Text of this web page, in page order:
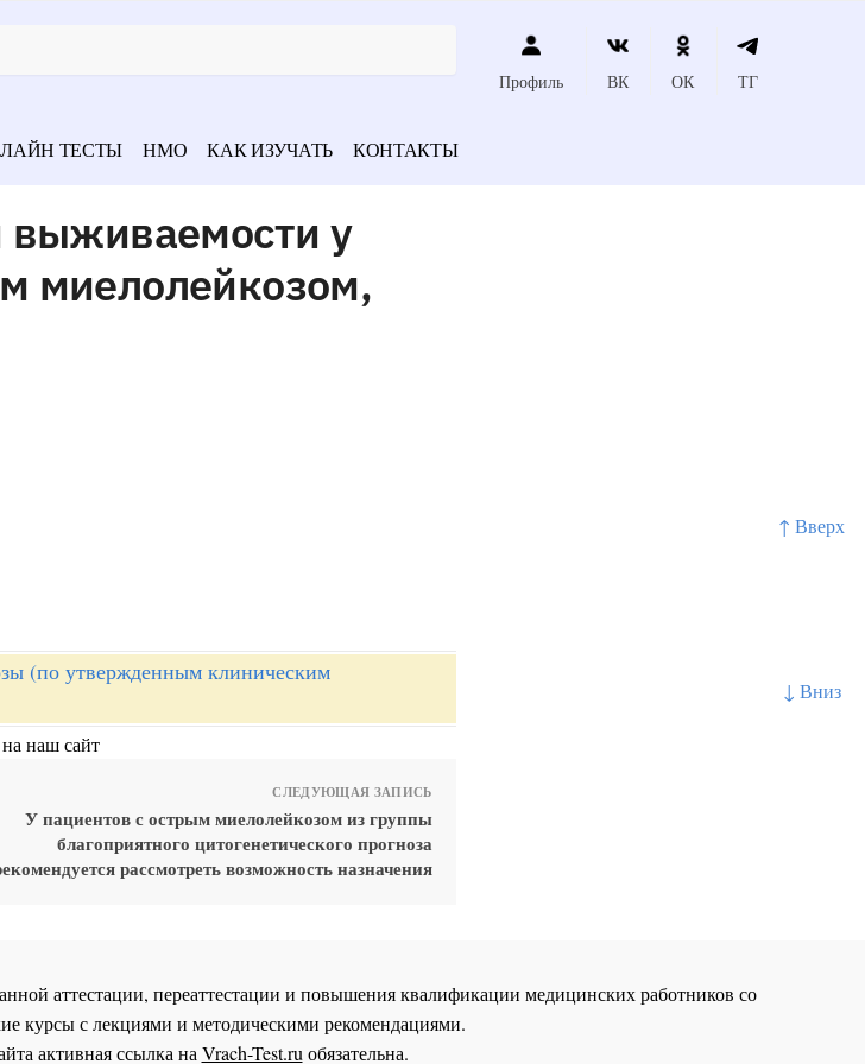
↑ Вверх
↓ Вниз
Профиль ВК ОК ТГ
ТЕСТЫ НМО КАК ИЗУЧАТЬ КОНТАКТЫ
выживаемости у
миелолейкозом,
(по утвержденным клиническим
наш сайт
СЛЕДУЮЩАЯ ЗАПИСЬ
У пациентов с острым миелолейкозом из группы
благоприятного цитогенетического прогноза
рассмотреть возможность назначения
аттестации, переаттестации и повышения квалификации медицинских работников со
курсы с лекциями и методическими рекомендациями.
активная ссылка наVrach-Test.ruобязательна.